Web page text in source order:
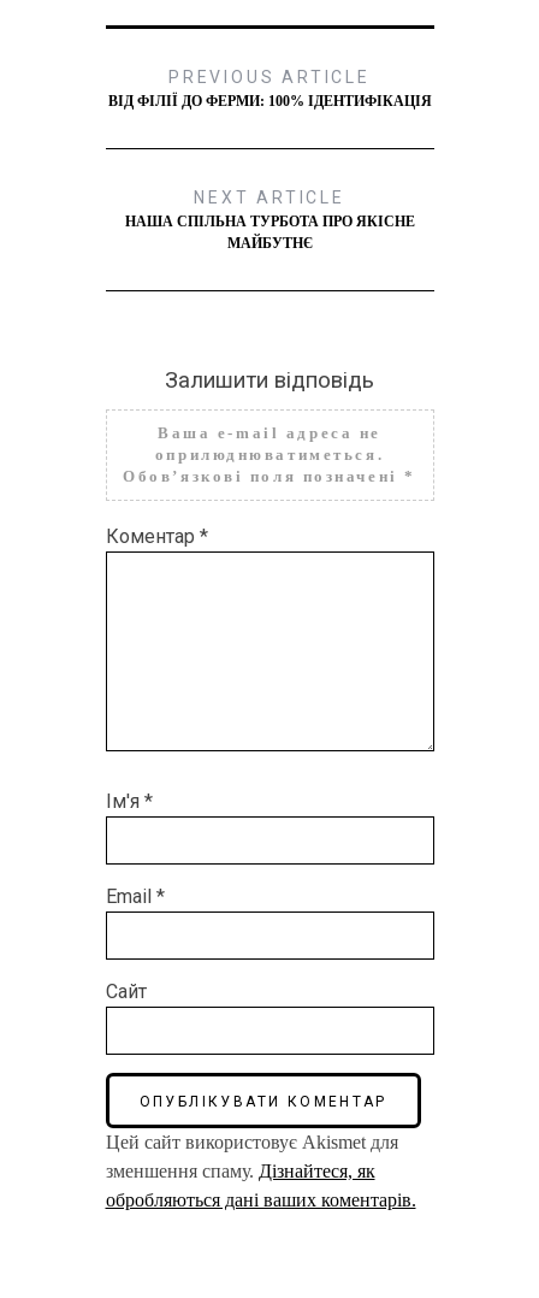
PREVIOUS ARTICLE
ВІД ФІЛІЇ ДО ФЕРМИ: 100% ІДЕНТИФІКАЦІЯ
NEXT ARTICLE
НАША СПІЛЬНА ТУРБОТА ПРО ЯКІСНЕ
МАЙБУТНЄ
Залишити відповідь
Ваша e-mail адреса не
оприлюднюватиметься.
Обов’язкові поля позначені*
Коментар *
Ім'я *
Email *
Сайт
Цей сайт використовує Akismet для
зменшення спаму. Дізнайтеся, як
обробляються дані ваших коментарів.